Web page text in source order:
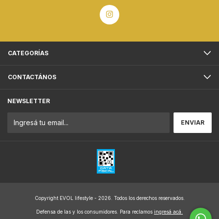
CATEGORÍAS
CONTACTÁNOS
NEWSLETTER
Copyright EVOL lifestyle - 2026. Todos los derechos reservados.
Defensa de las y los consumidores. Para reclamos ingresá acá.